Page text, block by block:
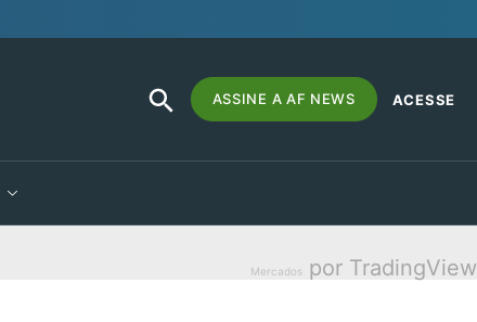
Search
for:
SEARCH
BUTTON
ASSINE A AF NEWS ACESSE
Mercados por TradingView